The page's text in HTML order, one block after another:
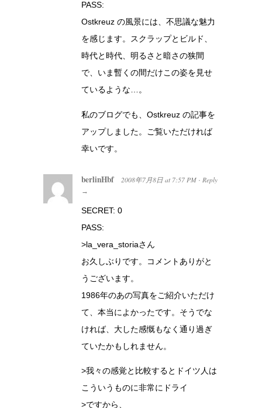
PASS:
Ostkreuz の風景には、不思議な魅力
を感じます。スクラップとビルド、
時代と時代、明るさと暗さの狭間
で、いま暫くの間だけこの姿を見せ
ているような…。
私のブログでも、Ostkreuz の記事を
アップしました。ご覧いただければ
幸いです。
berlinHbf 2008年7月8日 at 7:57 PM · Reply
→
SECRET: 0
PASS:
>la_vera_storiaさん
お久しぶりです。コメントありがと
うございます。
1986年のあの写真をご紹介いただけ
て、本当によかったです。そうでな
ければ、大した感慨もなく通り過ぎ
ていたかもしれません。
>我々の感覚と比較するとドイツ人は
こういうものに非常にドライ
>ですから、